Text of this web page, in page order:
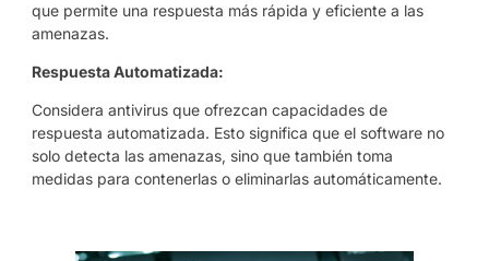
que permite una respuesta más rápida y eficiente a las
amenazas.
Respuesta Automatizada:
Considera antivirus que ofrezcan capacidades de
respuesta automatizada. Esto significa que el software no
solo detecta las amenazas, sino que también toma
medidas para contenerlas o eliminarlas automáticamente.